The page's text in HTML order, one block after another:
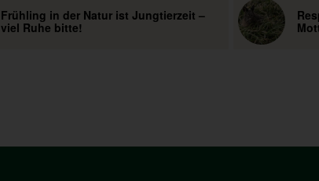
Frühling in der Natur ist Jungtierzeit –
viel Ruhe bitte!